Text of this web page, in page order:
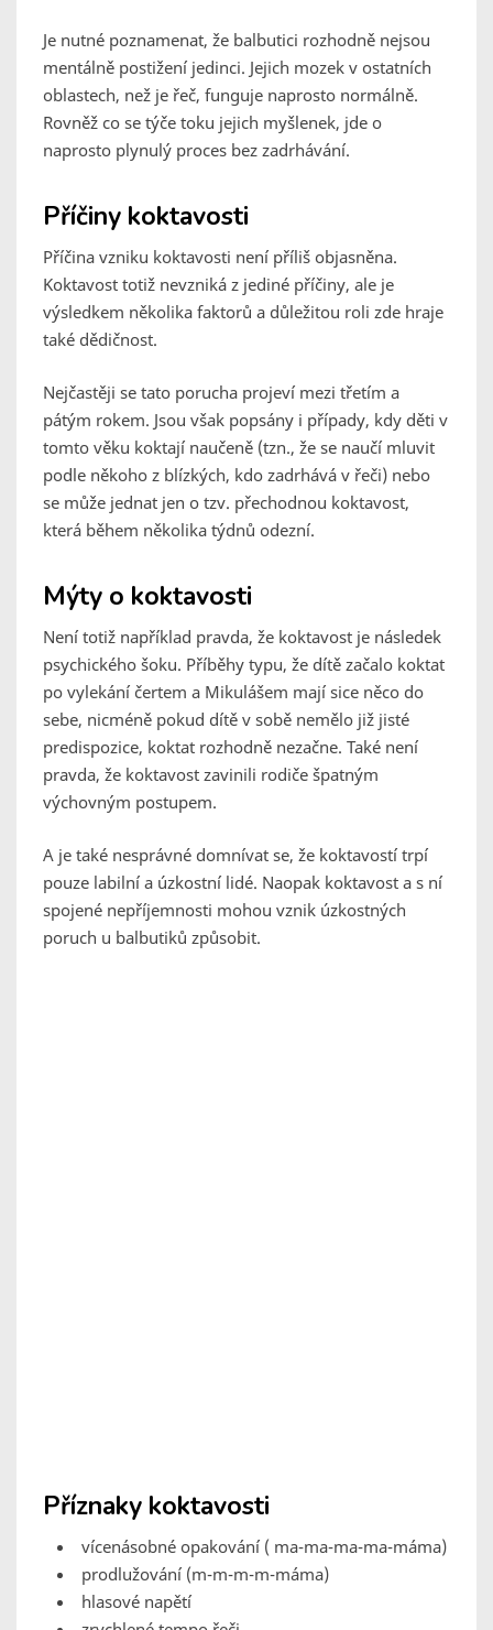
Je nutné poznamenat, že balbutici rozhodně nejsou
mentálně postižení jedinci. Jejich mozek v ostatních
oblastech, než je řeč, funguje naprosto normálně.
Rovněž co se týče toku jejich myšlenek, jde o
naprosto plynulý proces bez zadrhávání.
Příčiny koktavosti
Příčina vzniku koktavosti není příliš objasněna.
Koktavost totiž nevzniká z jediné příčiny, ale je
výsledkem několika faktorů a důležitou roli zde hraje
také dědičnost.
Nejčastěji se tato porucha projeví mezi třetím a
pátým rokem. Jsou však popsány i případy, kdy děti v
tomto věku koktají naučeně (tzn., že se naučí mluvit
podle někoho z blízkých, kdo zadrhává v řeči) nebo
se může jednat jen o tzv. přechodnou koktavost,
která během několika týdnů odezní.
Mýty o koktavosti
Není totiž například pravda, že koktavost je následek
psychického šoku. Příběhy typu, že dítě začalo koktat
po vylekání čertem a Mikulášem mají sice něco do
sebe, nicméně pokud dítě v sobě nemělo již jisté
predispozice, koktat rozhodně nezačne. Také není
pravda, že koktavost zavinili rodiče špatným
výchovným postupem.
A je také nesprávné domnívat se, že koktavostí trpí
pouze labilní a úzkostní lidé. Naopak koktavost a s ní
spojené nepříjemnosti mohou vznik úzkostných
poruch u balbutiků způsobit.
Příznaky koktavosti
vícenásobné opakování ( ma-ma-ma-ma-máma)
prodlužování (m-m-m-m-máma)
hlasové napětí